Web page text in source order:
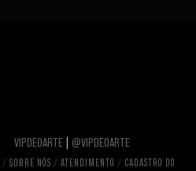
VIPDEOARTE @VIPDEOARTE
SOBRE NÓS ATENDIMENTO
CADASTRO DO